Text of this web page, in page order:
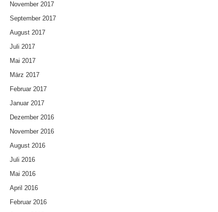
November 2017
September 2017
August 2017
Juli 2017
Mai 2017
März 2017
Februar 2017
Januar 2017
Dezember 2016
November 2016
August 2016
Juli 2016
Mai 2016
April 2016
Februar 2016